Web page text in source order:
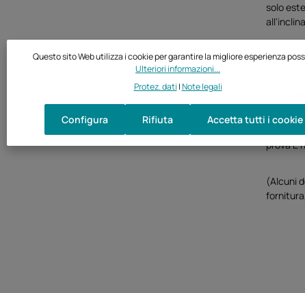
solo
Il
I
prova E
(Alcuni
Questo sito Web utilizza i cookie per garantire la migliore esperienza
Ulteriori informazioni...
Protez. dati |Note legali
Rifiuta
Configura Accetta tutti i cookie